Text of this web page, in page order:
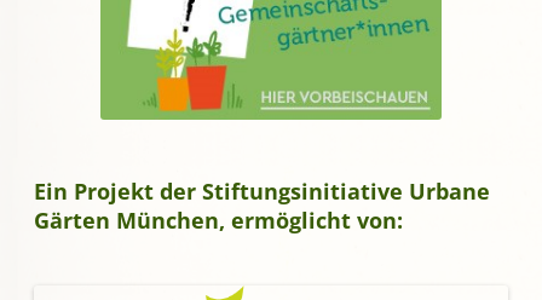
Ein Projekt der Stiftungsinitiative Urbane
Gärten München, ermöglicht von: